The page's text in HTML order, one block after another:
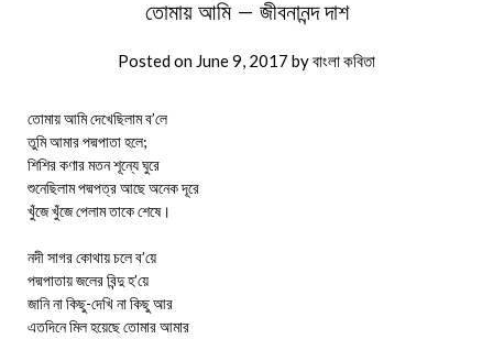
তোমায় আমি – জীবনানন্দ দাশ
Posted on June 9, 2017 byবাংলা কবিতা
তোমায় আমি দেখেছিলাম ব’লে
তুমি আমার পদ্মপাতা হলে;
শিশির কণার মতন শূন্যে ঘুরে
শুনেছিলাম পদ্মপত্র আছে অনেক দূরে
খুঁজে খুঁজে পেলাম তাকে শেষে।
নদী সাগর কোথায় চলে ব’য়ে
পদ্মপাতায় জলের বিন্দু হ’য়ে
জানি না কিছু-দেখি না কিছু আর
এতদিনে মিল হয়েছে তোমার আমার